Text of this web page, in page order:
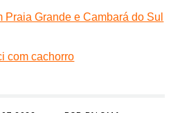
Praia Grande e Cambará do Sul
com cachorro